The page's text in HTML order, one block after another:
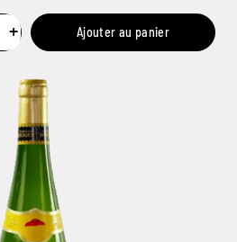
+ Ajouter au panier